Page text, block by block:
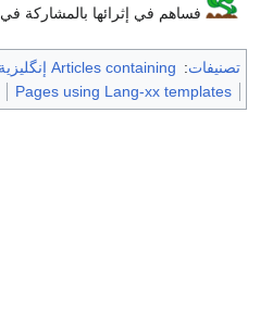
فساهم في إثرائها بالمشاركة في
تصنيفات: Articles containing إنگليزية-language text
Pages using Lang-xx templates